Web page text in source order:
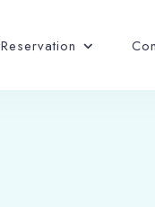
Reservation